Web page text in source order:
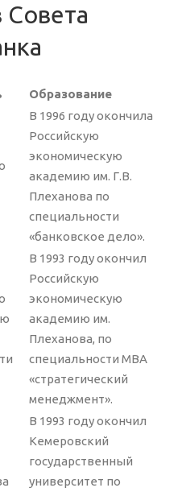
Совета
Образование
В 1996 году окончила
Российскую
экономическую
академию им. Г.В.
Плеханова по
специальности
«банковское дело».
В 1993 году окончил
Российскую
экономическую
академию им.
Плеханова, по
специальности МВА
«стратегический
менеджмент».
В 1993 году окончил
Кемеровский
государственный
университет по